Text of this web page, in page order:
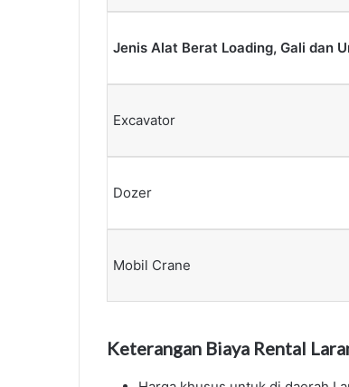
Jenis Alat Berat Loading, Gali dan
Excavator
Dozer
Mobil Crane
Keterangan Biaya Rental